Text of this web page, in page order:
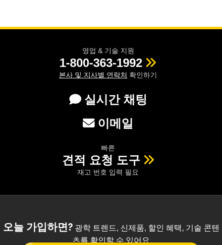
영업 & 기술 지원
1-800-363-1992
본사 및 지사별 연락처 확인하기
실시간 채팅
이메일
빠른
견적 요청 도구
재고 번호 입력 필요
오늘 가입하면?광학 트렌드, 신제품, 할인 혜택, 기술 콘텐
츠를 확인할 수 있어요